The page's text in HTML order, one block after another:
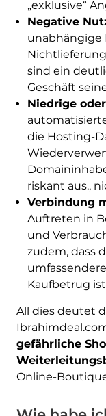
„exklusive“
Negative
unabhängige
sind ein
Geschäft
Niedrige
die Hosting-
riskant aus.,
Verbindung
Auftreten in
und
zudem, dass
Kaufbetrug
All dies deutet
gefährliche
Online-